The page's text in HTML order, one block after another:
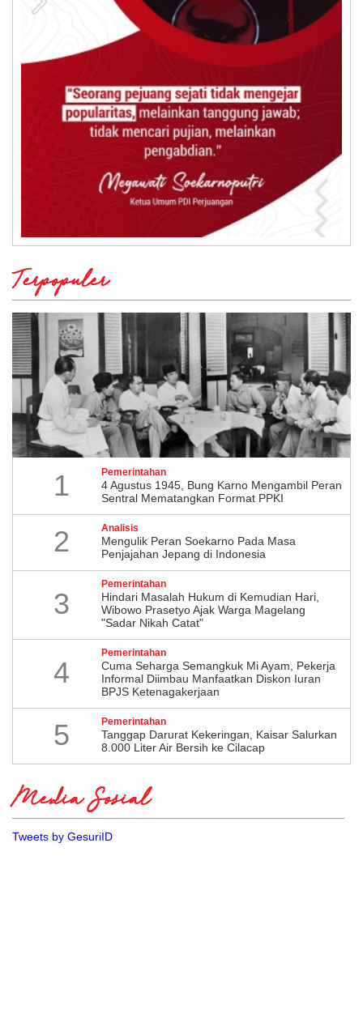
Terpopuler
1 Pemerintahan
4 Agustus 1945, Bung Karno Mengambil Peran
Sentral Mematangkan Format PPKI
2 Analisis
Mengulik Peran Soekarno Pada Masa
Penjajahan Jepang di Indonesia
3
Pemerintahan
Hindari Masalah Hukum di Kemudian Hari,
Wibowo Prasetyo Ajak Warga Magelang
"Sadar Nikah Catat"
4
Pemerintahan
Cuma Seharga Semangkuk Mi Ayam, Pekerja
Informal Diimbau Manfaatkan Diskon Iuran
BPJS Ketenagakerjaan
5 Pemerintahan
Tanggap Darurat Kekeringan, Kaisar Salurkan
8.000 Liter Air Bersih ke Cilacap
Media Sosial
Tweets by GesuriID